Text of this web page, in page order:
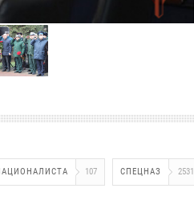
107 СПЕЦНАЗ 2531